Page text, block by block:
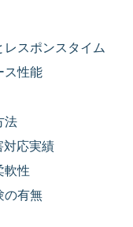
スポンスタイム
ス性能
法
対応実績
軟性
の有無